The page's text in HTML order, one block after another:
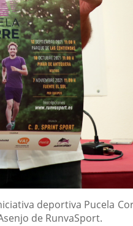
deportiva Pucela
de RunvaSport.